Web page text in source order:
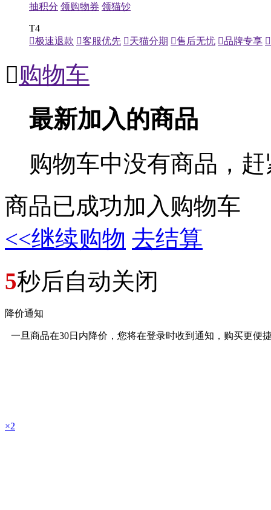
抽积分 领购物券 领猫钞
T4
极速退款 客服优先 天猫分期 售后无忧 品牌专享 
购物车
最新加入的商品
购物车中没有商品，
商品已成功加入购物车
<<继续购物 去结算
5秒后自动关闭
降价通知
一旦商品在30日内降价，您将在登录时收到通知，购买更便
×2